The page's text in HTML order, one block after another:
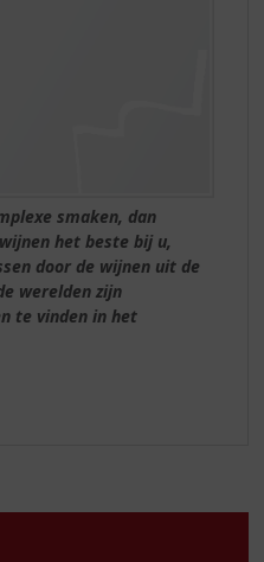
smaken, dan
het beste bij u,
door de wijnen uit de
werelden zijn
te vinden in het